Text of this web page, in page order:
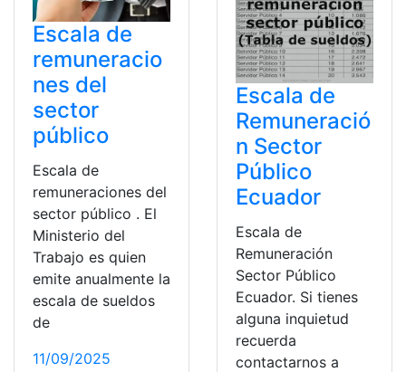
Escala de
remuneracio
nes del
sector
público
Escala de
remuneraciones del
sector público . El
Ministerio del
Trabajo es quien
emite anualmente la
escala de sueldos
de
11/09/2025
Escala de
Remuneració
n Sector
Público
Ecuador
Escala de
Remuneración
Sector Público
Ecuador. Si tienes
alguna inquietud
recuerda
contactarnos a